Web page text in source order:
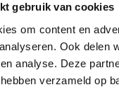
gebruik van cookies
om content en
Ook delen
analyse. Deze
verzameld op